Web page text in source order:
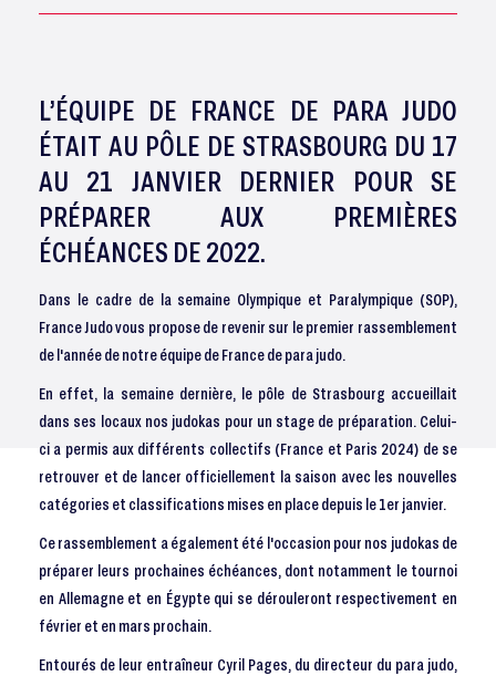
L’ÉQUIPE DE FRANCE DE PARA JUDO
ÉTAIT AU PÔLE DE STRASBOURG DU 17
AU 21 JANVIER DERNIER POUR SE
PRÉPARER AUX PREMIÈRES
ÉCHÉANCES DE 2022.
Dans le cadre de la semaine Olympique et Paralympique (SOP),
France Judo vous propose de revenir sur le premier rassemblement
de l'année de notre équipe de France de para judo.
En effet, la semaine dernière, le pôle de Strasbourg accueillait
dans ses locaux nos judokas pour un stage de préparation. Celui-
ci a permis aux différents collectifs (France et Paris 2024) de se
retrouver et de lancer officiellement la saison avec les nouvelles
catégories et classifications mises en place depuis le 1er janvier.
Ce rassemblement a également été l'occasion pour nos judokas de
préparer leurs prochaines échéances, dont notamment le tournoi
en Allemagne et en Égypte qui se dérouleront respectivement en
février et en mars prochain.
Entourés de leur entraîneur Cyril Pages, du directeur du para judo,